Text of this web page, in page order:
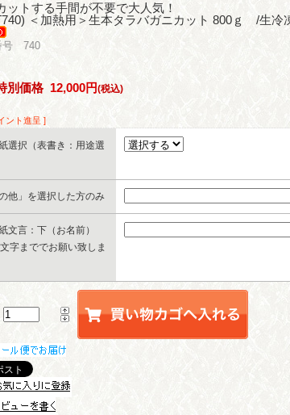
ットする手間が不要で大人気！
＜加熱用＞生本タラバガニカット 800ｇ /生冷
号 740
別価格 12,000円(税込)
ント進呈 ]
選択（表書き：用途選
他」を選択した方のみ
文言：下（お名前）
字まででお願い致しま